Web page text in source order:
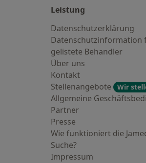
Leistung
Datenschutzerklärung
Datenschutzinformation
gelistete Behandler
Über uns
Kontakt
Stellenangebote
Wir
Allgemeine
Partner
Presse
Wie funktioniert die
Suche?
Impressum